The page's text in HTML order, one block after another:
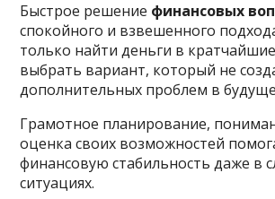
Быстрое решение финансовых
спокойного и взвешенного
только найти деньги в
выбрать вариант, который не
дополнительных проблем в
Грамотное планирование,
оценка своих возможностей
финансовую стабильность даже в
ситуациях.